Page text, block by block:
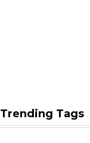
Trending Tags